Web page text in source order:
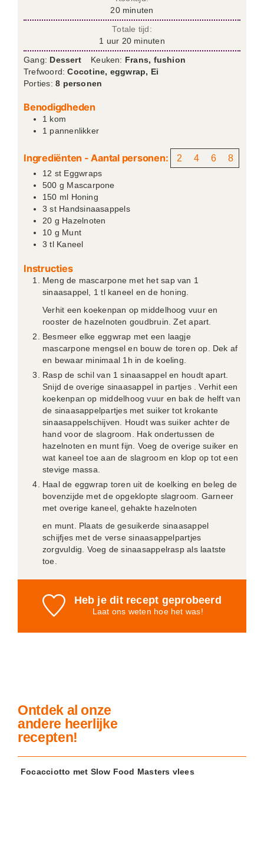
20minuten
minuten
Totale tijd:
1 uur
uur 20minuten
minuten
Gang: Dessert Keuken: Frans, fushion
Trefwoord:Cocotine, eggwrap, Ei
Porties:8 personen
Benodigdheden
1 kom
1 pannenlikker
Ingrediënten - Aantal personen: 2 4 6 8
12 st Eggwraps
500 g Mascarpone
150 ml
Honing
3 st Handsinaasappels
20 g Hazelnoten
10 g Munt
3 tl Kaneel
Instructies
Meng de mascarpone met het sap van 1
sinaasappel, 1 tl kaneel en de honing.
Verhit een koekenpan op middelhoog vuur en
rooster de hazelnoten goudbruin. Zet apart.
Besmeer elke eggwrap met een laagje
mascarpone mengsel en bouw de toren op. Dek af
en bewaar minimaal 1h in de koeling.
Rasp de schil van 1 sinaasappel en houdt apart.
Snijd de overige sinaasappel in partjes . Verhit een
koekenpan op middelhoog vuur en bak de helft van
de sinaasappelpartjes met suiker tot krokante
sinaasappelschijven. Houdt was suiker achter de
hand voor de slagroom. Hak ondertussen de
hazelnoten en munt fijn. Voeg de overige suiker en
wat kaneel toe aan de slagroom en klop op tot een
stevige massa.
Haal de eggwrap toren uit de koelking en beleg de
bovenzijde met de opgeklopte slagroom. Garneer
met overige kaneel, gehakte hazelnoten
en munt. Plaats de gesuikerde sinaasappel
schijfjes met de verse sinaasappelpartjes
zorgvuldig. Voeg de sinaasappelrasp als laatste
toe.
Heb je dit recept geprobeerd
Laat ons weten hoe het was!
Ontdek al onze
andere heerlijke
recepten!
Focacciotto met Slow Food Masters vlees